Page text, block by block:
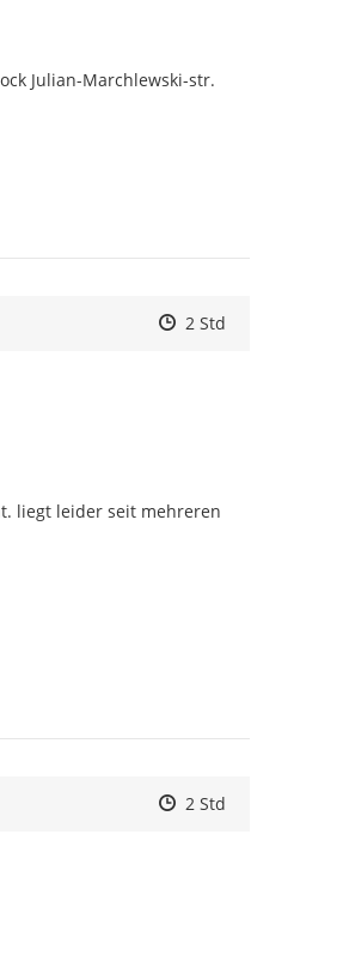
Julian-Marchlewski-str.
Zeitpunkt des
Zeitpunkt des
2 StdZur Äußerung
liegt leider seit mehreren
Zeitpunkt des
Zeitpunkt des
2 StdZur Äußerung